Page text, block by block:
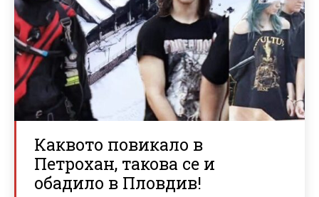
Каквото повикало в
Петрохан, такова се и
обадило в Пловдив!